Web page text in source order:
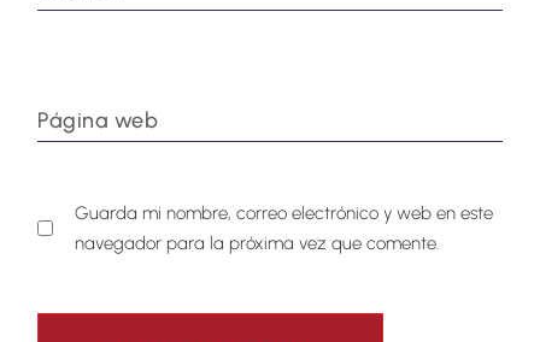
Guarda mi nombre, correo electrónico y web en este
navegador para la próxima vez que comente.